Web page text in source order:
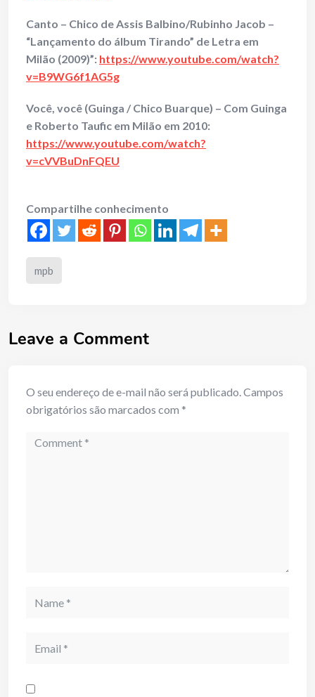
Canto – Chico de Assis Balbino/Rubinho Jacob –
“Lançamento do álbum Tirando” de Letra em
Milão (2009)”: https://www.youtube.com/watch?
v=B9WG6f1AG5g
Você, você (Guinga / Chico Buarque) – Com Guinga
e Roberto Taufic em Milão em 2010:
https://www.youtube.com/watch?
v=cVVBuDnFQEU
Compartilhe conhecimento
mpb
Leave a Comment
O seu endereço de e-mail não será publicado.Campos
obrigatórios são marcados com *
Comment